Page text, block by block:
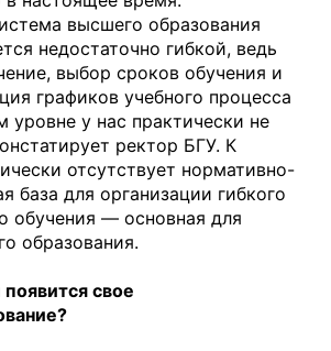
высшего образования
недостаточно гибкой, ведь
выбор сроков обучения и
графиков учебного процесса
уровне у нас практически не
ректор БГУ. К
отсутствует нормативно-
база для организации гибкого
обучения — основная для
образования.
свое